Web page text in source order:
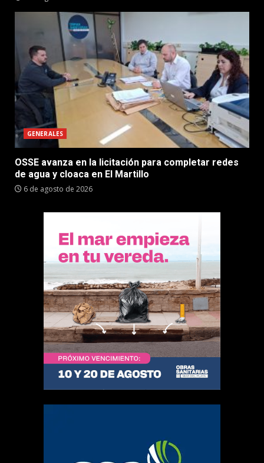
GENERALES
OSSE avanza en la licitación para completar redes
de agua y cloaca en El Martillo
6 de agosto de 2026